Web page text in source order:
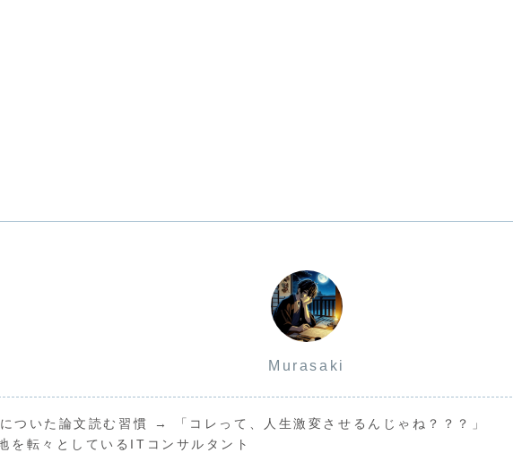
Murasaki
いた論文読む習慣 → 「コレって、人生激変させるんじゃね？？？」
を転々としているITコンサルタント